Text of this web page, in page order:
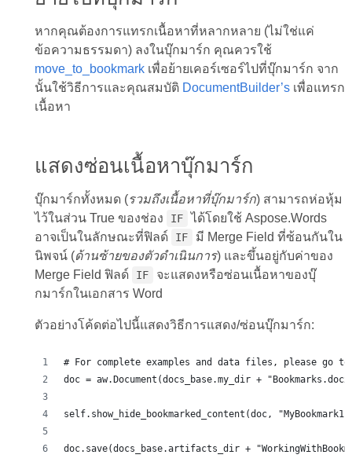
หากคุณต้องการแทรกเนื้อหาที่หลากหลาย (ไม่ใช่แค่
ข้อความธรรมดา) ลงในบุ๊กมาร์ก คุณควรใช้
move_to_bookmarkเพื่อย้ายเคอร์เซอร์ไปที่บุ๊กมาร์ก จาก
นั้นใช้วิธีการและคุณสมบัติ DocumentBuilder’sเพื่อแทรก
เนื้อหา
แสดงซ่อนเนื้อหาบุ๊กมาร์ก
บุ๊กมาร์กทั้งหมด (รวมถึงเนื้อหาที่บุ๊กมาร์ก) สามารถห่อหุ้ม
ไว้ในส่วน True ของช่อง
IF ได้โดยใช้ Aspose.Words
อาจเป็นในลักษณะที่ฟิลด์
IF
มี Merge Field ที่ซ้อนกันใน
นิพจน์ (ด้านซ้ายของตัวดำเนินการ) และขึ้นอยู่กับค่าของ
Merge Field ฟิลด์
IF
จะแสดงหรือซ่อนเนื้อหาของบุ๊
กมาร์กในเอกสาร Word
ตัวอย่างโค้ดต่อไปนี้แสดงวิธีการแสดง/ซ่อนบุ๊กมาร์ก:
# For complete examples and data files, please go to
doc = aw.Document(docs_base.my_dir +
self.show_hide_bookmarked_content(doc,
doc.save(docs_base.artifacts_dir +